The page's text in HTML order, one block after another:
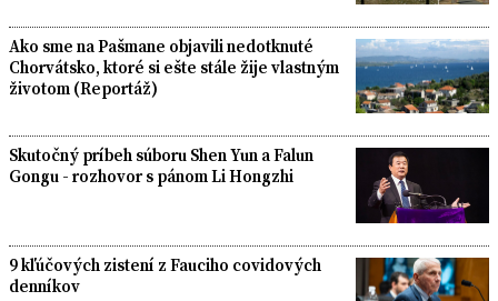
Ako sme na Pašmane objavili nedotknuté
Chorvátsko, ktoré si ešte stále žije vlastným
životom (Reportáž)
Skutočný príbeh súboru Shen Yun a Falun
Gongu - rozhovor s pánom Li Hongzhi
9 kľúčových zistení z Fauciho covidových
denníkov